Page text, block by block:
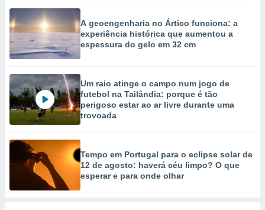
A geoengenharia no Ártico funciona: a
experiência histórica que aumentou a
espessura do gelo em 32 cm
Um raio atinge o campo num jogo de
futebol na Tailândia: porque é tão
perigoso estar ao ar livre durante uma
trovoada
Tempo em Portugal para o eclipse solar de
12 de agosto: haverá céu limpo? O que
esperar e para onde olhar